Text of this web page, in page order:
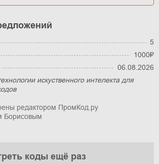
5
1000₽
06.08.2026
искуственного интелекта для
редактором ПромКод.ру
Борисовым
коды ещё раз